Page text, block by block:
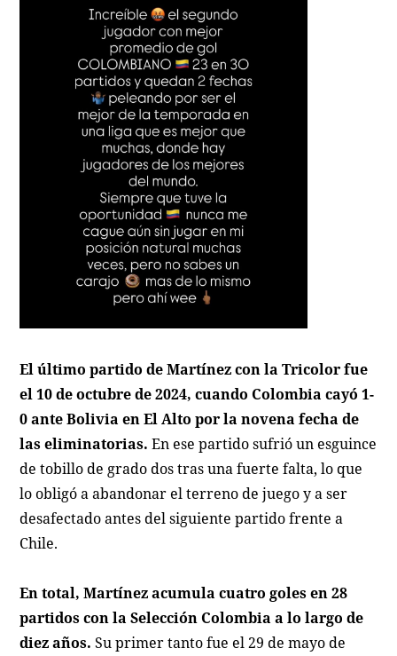
El último partido de Martínez con la Tricolor fue
el 10 de octubre de 2024, cuando Colombia cayó 1-
0 ante Bolivia en El Alto por la novena fecha de
las eliminatorias.En ese partido sufrió un esguince
de tobillo de grado dos tras una fuerte falta, lo que
lo obligó a abandonar el terreno de juego y a ser
desafectado antes del siguiente partido frente a
Chile.
En total, Martínez acumula cuatro goles en 28
partidos con la Selección Colombia a lo largo de
diez años.Su primer tanto fue el 29 de mayo de